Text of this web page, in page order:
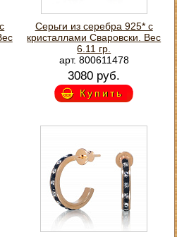
Серьги из серебра 925* с
кристаллами Сваровски. Вес
6.11 гр.
арт. 800611478
3080 руб.
Купить